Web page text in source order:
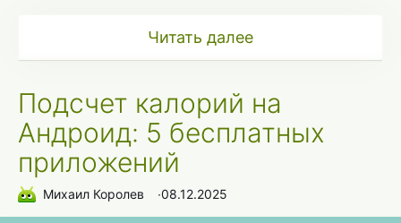
Читать далее
Подсчет калорий на
Андроид: 5 бесплатных
приложений
Михаил Королев ∙08.12.2025